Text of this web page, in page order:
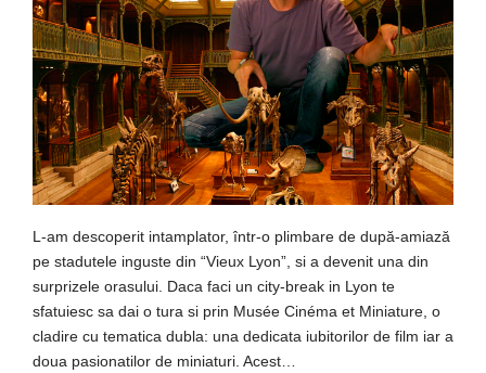
L-am descoperit intamplator, într-o plimbare de după-amiază
pe stadutele inguste din “Vieux Lyon”, si a devenit una din
surprizele orasului. Daca faci un city-break in Lyon te
sfatuiesc sa dai o tura si prin Musée Cinéma et Miniature, o
cladire cu tematica dubla: una dedicata iubitorilor de film iar a
doua pasionatilor de miniaturi. Acest…